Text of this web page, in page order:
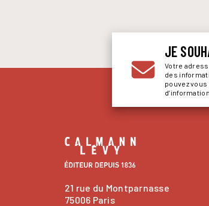
JE
Votre
des
pouvez
21 rue du Montparnasse
75006 Paris